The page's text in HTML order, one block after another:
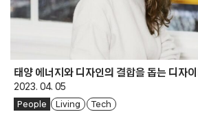
태양 에너지와 디자인의 결합을 돕는 디자이
2023. 04. 05
People Living Tech